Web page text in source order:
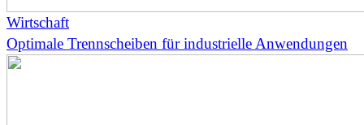
Wirtschaft
Optimale Trennscheiben für industrielle Anwendungen